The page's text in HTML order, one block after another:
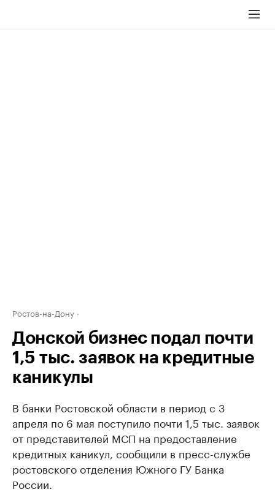
Ростов-на-Дону
Донской бизнес подал почти
1,5 тыс. заявок на кредитные
каникулы
В банки Ростовской области в период с 3
апреля по 6 мая поступило почти 1,5 тыс. заявок
от представителей МСП на предоставление
кредитных каникул, сообщили в пресс-службе
ростовского отделения Южного ГУ Банка
России.